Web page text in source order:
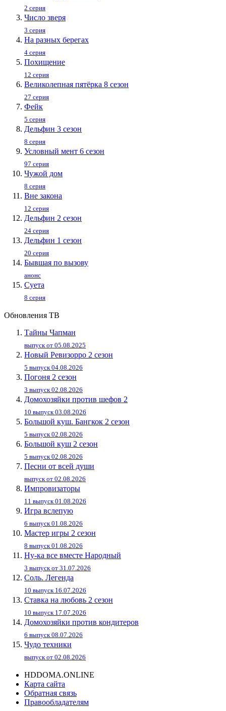
2 серия
Число зверя
3 серия
На разных берегах
4 серия
Похищение
12 серия
Великолепная пятёрка 8 сезон
27 серия
Фейк
5 серия
Дельфин 3 сезон
8 серия
Условный мент 6 сезон
97 серия
Чужой дом
8 серия
Вне закона
12 серия
Дельфин 2 сезон
24 серия
Дельфин 1 сезон
20 серия
Бывшая по вызову
анонс
Суета
8 серия
Обновления ТВ
Тайны Чапман
выпуск от 05.08.2025
Новый Ревизорро 2 сезон
5 выпуск 04.08.2026
Погоня 2 сезон
3 выпуск 02.08.2026
Домохозяйки против шефов 2
10 выпуск 03.08.2026
Большой куш. Бангкок 2 сезон
5 выпуск 02.08.2026
Большой куш 2 сезон
5 выпуск 02.08.2026
Песни от всей души
выпуск от 02.08.2026
Импровизаторы
11 выпуск 01.08.2026
Игра вслепую
6 выпуск 01.08.2026
Мастер игры 2 сезон
8 выпуск 01.08.2026
Ну-ка все вместе Народный
3 выпуск от 31.07.2026
Соль. Легенда
10 выпуск 16.07.2026
Ставка на любовь 2 сезон
10 выпуск 17.07.2026
Домохозяйки против кондитеров
6 выпуск 08.07.2026
Чудо техники
выпуск от 02.08.2026
HDDOMA.ONLINE
Карта сайта
Обратная связь
Правообладателям